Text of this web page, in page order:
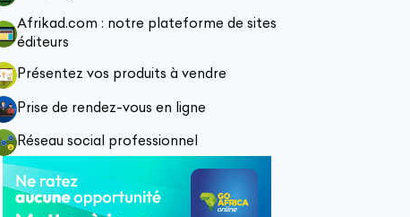
Afrikad.com : notre plateforme de sites
éditeurs
Présentez vos produits à vendre
Prise de rendez-vous en ligne
Réseau social professionnel